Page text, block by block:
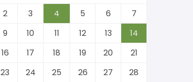
2 3 4 5 6
7
9 10 11 12 13
14
16 17 18 19 20
21
23 24 25 26 27
28